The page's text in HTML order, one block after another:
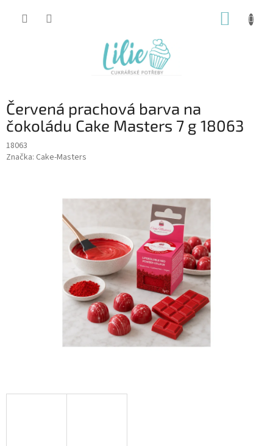
Červená prachová barva na
čokoládu Cake Masters 7 g 18063
18063
Značka: Cake-Masters